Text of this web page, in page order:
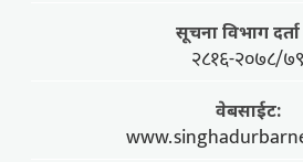
सूचना विभाग
२८१६-२०७८/७९
वेबसाईट: